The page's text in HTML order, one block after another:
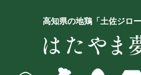
高知県の地鶏「土佐ジロ